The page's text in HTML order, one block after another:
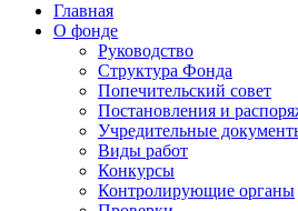
Главная
О фонде
Руководство
Структура Фонда
Попечительский совет
Постановления и
Учредительные
Виды работ
Конкурсы
Контролирующие органы